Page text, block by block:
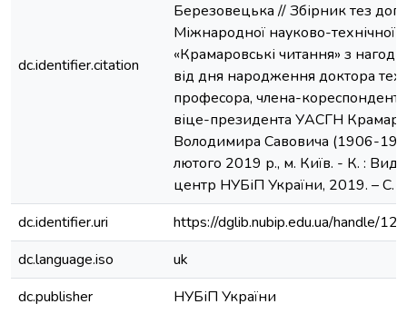
dc.identifier.citation
Березовецька // Збірник тез
Міжнародної науково-технічної
«Крамаровські читання» з
від дня народження доктора
професора, члена-
віце-президента УАСГН
Володимира Савовича (1906-
лютого 2019 р., м. Київ. - К. :
центр НУБіП України, 2019. – C.
dc.identifier.uri
https://dglib.nubip.edu.ua/handle/
dc.language.iso
uk
dc.publisher
НУБіП України